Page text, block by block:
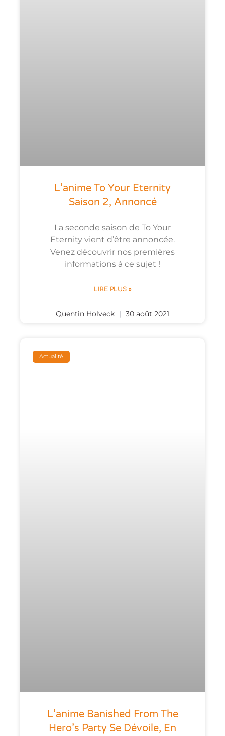
L’anime To Your Eternity
Saison 2, Annoncé
La seconde saison de To Your
Eternity vient d’être annoncée.
Venez découvrir nos premières
informations à ce sujet !
LIRE PLUS »
Quentin Holveck 30 août 2021
Actualité
L’anime Banished From The
Hero’s Party Se Dévoile, En